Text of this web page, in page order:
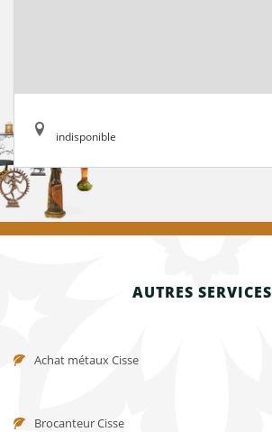
indisponible
AUTRES SERVICES
Achat métaux Cisse
Brocanteur Cisse